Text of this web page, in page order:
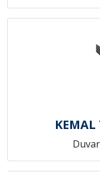
KEMAL